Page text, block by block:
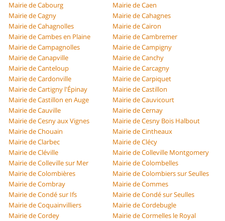
Mairie de Cabourg
Mairie de Caen
Mairie de Cagny
Mairie de Cahagnes
Mairie de Cahagnolles
Mairie de Cairon
Mairie de Cambes en Plaine
Mairie de Cambremer
Mairie de Campagnolles
Mairie de Campigny
Mairie de Canapville
Mairie de Canchy
Mairie de Canteloup
Mairie de Carcagny
Mairie de Cardonville
Mairie de Carpiquet
Mairie de Cartigny l'Épinay
Mairie de Castillon
Mairie de Castillon en Auge
Mairie de Cauvicourt
Mairie de Cauville
Mairie de Cernay
Mairie de Cesny aux Vignes
Mairie de Cesny Bois Halbout
Mairie de Chouain
Mairie de Cintheaux
Mairie de Clarbec
Mairie de Clécy
Mairie de Cléville
Mairie de Colleville Montgomery
Mairie de Colleville sur Mer
Mairie de Colombelles
Mairie de Colombières
Mairie de Colombiers sur Seulles
Mairie de Combray
Mairie de Commes
Mairie de Condé sur Ifs
Mairie de Condé sur Seulles
Mairie de Coquainvilliers
Mairie de Cordebugle
Mairie de Cordey
Mairie de Cormelles le Royal